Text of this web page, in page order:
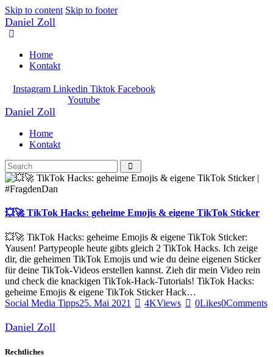
Skip to content Skip to footer
Daniel Zoll
Home
Kontakt
Instagram Linkedin Tiktok Facebook
Youtube
Daniel Zoll
Home
Kontakt
💥🚀 TikTok Hacks: geheime Emojis & eigene TikTok Sticker
💥🚀 TikTok Hacks: geheime Emojis & eigene TikTok Sticker:
Yausen! Partypeople heute gibts gleich 2 TikTok Hacks. Ich zeige
dir, die geheimen TikTok Emojis und wie du deine eigenen Sticker
für deine TikTok-Videos erstellen kannst. Zieh dir mein Video rein
und check die knackigen TikTok-Hack-Tutorials! TikTok Hacks:
geheime Emojis & eigene TikTok Sticker Hack…
Social Media Tipps25. Mai 2021 4KViews 0Likes0Comments
Daniel Zoll
Rechtliches